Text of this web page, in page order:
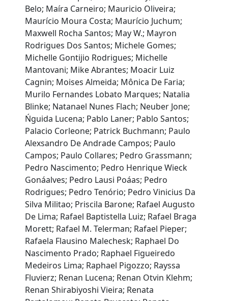
Belo; Maíra Carneiro; Mauricio Oliveira;
Maurício Moura Costa; Maurício Juchum;
Maxwell Rocha Santos; May W.; Mayron
Rodrigues Dos Santos; Michele Gomes;
Michelle Gontijio Rodrigues; Michelle
Mantovani; Mike Abrantes; Moacir Luiz
Cagnin; Moises Almeida; Mônica De Faria;
Murilo Fernandes Lobato Marques; Natalia
Blinke; Natanael Nunes Flach; Neuber Jone;
Ńguida Lucena; Pablo Laner; Pablo Santos;
Palacio Corleone; Patrick Buchmann; Paulo
Alexsandro De Andrade Campos; Paulo
Campos; Paulo Collares; Pedro Grassmann;
Pedro Nascimento; Pedro Henrique Wieck
Gonáalves; Pedro Lausi Poáas; Pedro
Rodrigues; Pedro Tenório; Pedro Vinicius Da
Silva Militao; Priscila Barone; Rafael Augusto
De Lima; Rafael Baptistella Luiz; Rafael Braga
Morett; Rafael M. Telerman; Rafael Pieper;
Rafaela Flausino Malechesk; Raphael Do
Nascimento Prado; Raphael Figueiredo
Medeiros Lima; Raphael Pigozzo; Rayssa
Fluvierz; Renan Lucena; Renan Otvin Klehm;
Renan Shirabiyoshi Vieira; Renata